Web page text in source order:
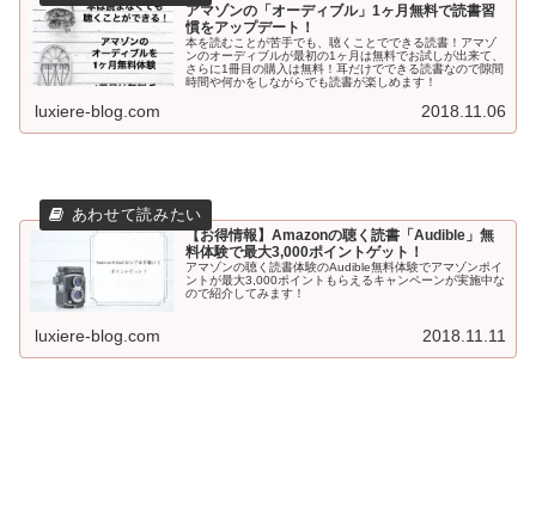
アマゾンの「オーディブル」1ヶ月無料で読書習
慣をアップデート！
本を読むことが苦手でも、聴くことでできる読書！アマゾ
ンのオーディブルが最初の1ヶ月は無料でお試しが出来て、
さらに1冊目の購入は無料！耳だけでできる読書なので隙間
時間や何かをしながらでも読書が楽しめます！
luxiere-blog.com 2018.11.06
【お得情報】Amazonの聴く読書「Audible」無
料体験で最大3,000ポイントゲット！
アマゾンの聴く読書体験のAudible無料体験でアマゾンポイ
ントが最大3,000ポイントもらえるキャンペーンが実施中な
ので紹介してみます！
luxiere-blog.com 2018.11.11